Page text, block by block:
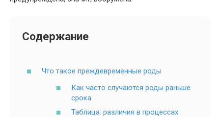
Содержание
Что такое преждевременные роды
Как часто случаются роды раньше
срока
Таблица: различия в процессах